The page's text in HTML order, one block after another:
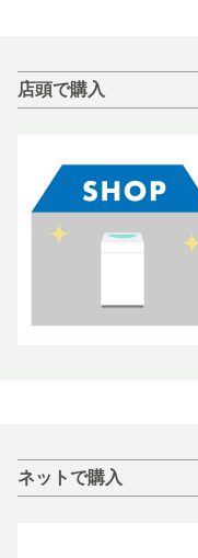
店頭で購入
ネットで購入